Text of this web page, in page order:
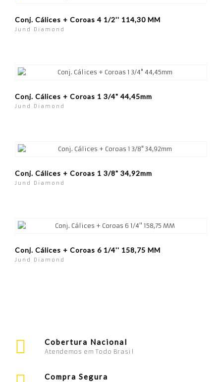
Conj. Cálices + Coroas 4 1/2'' 114,30 MM
Jund Diamond
Conj. Cálices + Coroas 1 3/4" 44,45mm
Jund Diamond
Conj. Cálices + Coroas 1 3/8" 34,92mm
Jund Diamond
Conj. Cálices + Coroas 6 1/4'' 158,75 MM
Jund Diamond
Cobertura Nacional
Atendemos em Todo Brasil
Compra Segura